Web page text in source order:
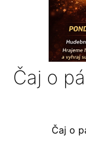
Čaj o
Čaj o